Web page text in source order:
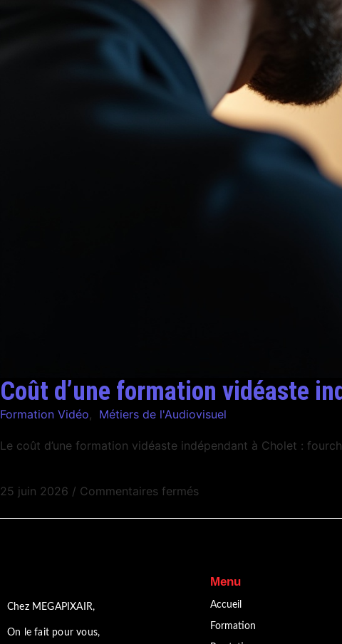
Coût d’une formation vidéaste
Formation Vidéo, Métiers de l'Audiovisuel
Le coût d’une formation vidéaste indépendant à Cholet :
25 juin 2026 / Commentaires fermés
Chez MEGAPIXAIR,
On le fait pour vous,
Menu
Accueil
Formation